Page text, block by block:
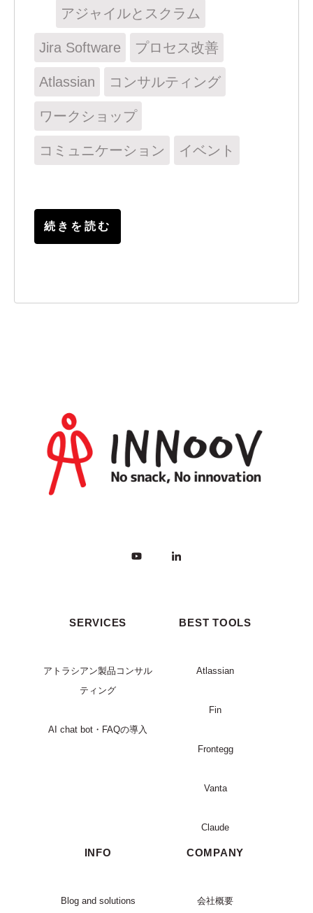
アジャイルとスクラム
Jira Software プロセス改善
Atlassian コンサルティング
ワークショップ
コミュニケーション イベント
続きを読む
SERVICES
アトラシアン製品コンサル
ティング
AI chat bot・FAQの導入
BEST TOOLS
Atlassian
Fin
Frontegg
Vanta
Claude
INFO
Blog and solutions
COMPANY
会社概要